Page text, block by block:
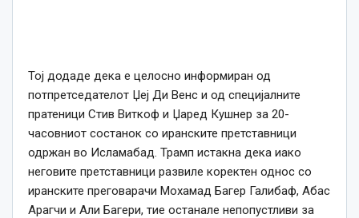
Тој додаде дека е целосно информиран од
потпретседателот Џеј Ди Венс и од специјалните
пратеници Стив Виткоф и Џаред Кушнер за 20-
часовниот состанок со иранските претставници
одржан во Исламабад. Трамп истакна дека иако
неговите претставници развиле коректен однос со
иранските преговарачи Мохамад Багер Галибаф, Абас
Арагчи и Али Багери, тие останале непопустливи за